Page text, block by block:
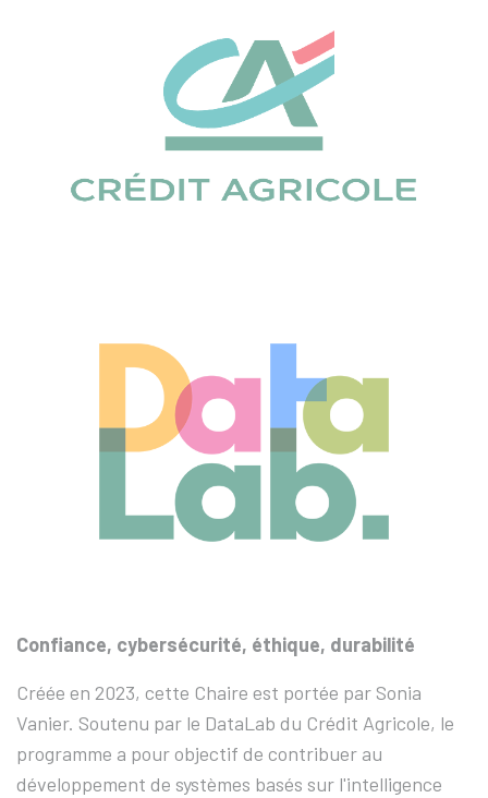
Confiance, cybersécurité, éthique, durabilité
Créée en 2023, cette Chaire est portée par Sonia
Vanier. Soutenu par le DataLab du Crédit Agricole, le
programme a pour objectif de contribuer au
développement de systèmes basés sur l'intelligence